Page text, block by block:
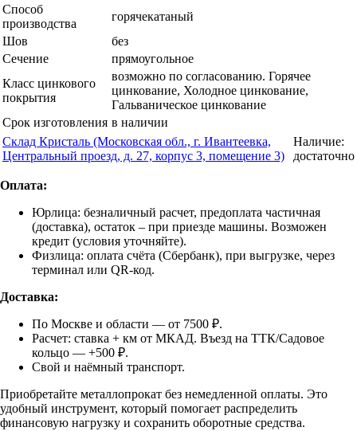
Способ
производства
горячекатаный
Шов
без
Сечение
прямоугольное
Класс цинкового
покрытия
возможно по согласованию. Горячее
цинкование, Холодное цинкование,
Гальваническое цинкование
Срок изготовления в наличии
Склад Кристаль (Московская обл., г. Ивантеевка,
Центральный проезд, д. 27, корпус 3, помещение 3)
Наличие:
достаточно
Оплата:
Юрлица: безналичный расчет, предоплата частичная
(доставка), остаток – при приезде машины. Возможен
кредит (условия уточняйте).
Физлица: оплата счёта (Сбербанк), при выгрузке, через
терминал или QR-код.
Доставка:
По Москве и области — от 7500 ₽.
Расчет: ставка + км от МКАД. Въезд на ТТК/Садовое
кольцо — +500 ₽.
Свой и наёмный транспорт.
Приобретайте металлопрокат без немедленной оплаты. Это
удобный инструмент, который помогает распределить
финансовую нагрузку и сохранить оборотные средства.